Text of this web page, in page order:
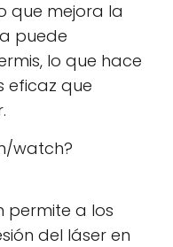
que mejora la
puede
lo que hace
eficaz que
watch?
permite a los
del láser en